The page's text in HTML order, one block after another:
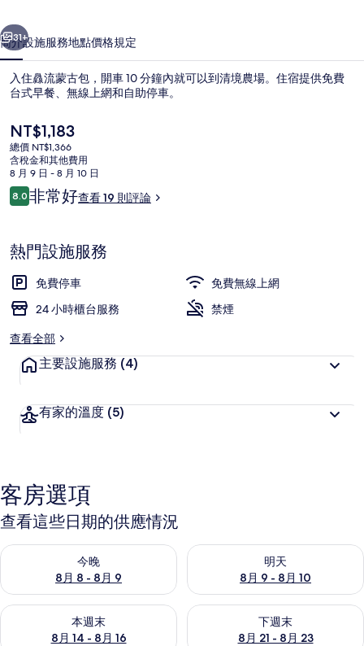
片
集
個 下一個
31+
簡介設施服務地點價格規定
入住灥流蒙古包，開車 10 分鐘內就可以到清境農場。住宿提供免費
台式早餐、無線上網和自助停車。
目
前
的
價
格
是
NT$1,183
總價 NT$1,366
含稅金和其他費用
8 月 9 日 - 8 月 10 日
評
論
8.08.0 分，滿分 10 分，
非常好查看 19 則評論
熱門設施服務
免費停車
免費無線上網
24 小時櫃台服務
禁煙
查看全部
主要設施服務 (4)
有家的溫度 (5)
客房選項
查看這些日期的供應情況
今晚
8月 8 - 8月 9
查看今晚 (8月 8 - 8月 9) 的供應情況
明天
8月 9 - 8月 10
查看明天 (8月 9 - 8月 10) 的供
本週末
8月 14 - 8月 16
查看本週末 (8月 14 - 8月 16) 的供應情況
下週末
8月 21 - 8月 23
查看下週末 (8月 21 - 8月 23)